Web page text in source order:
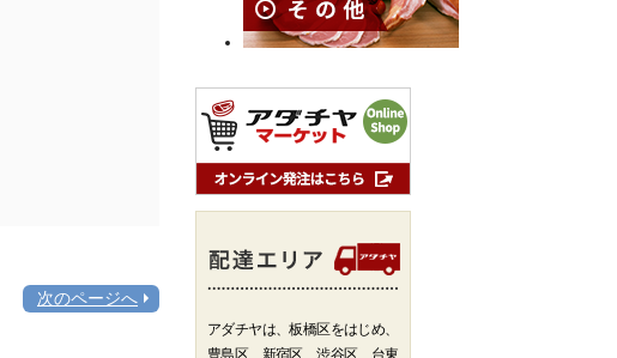
次のページへ
アダチヤは、板橋区をはじめ、
豊島区、新宿区、渋谷区、台東